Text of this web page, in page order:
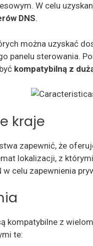
W celu
DNS.
można uzyskać
panelu sterowania.
kompatybilną z
kraje
zapewnić, że
lokalizacji, z
celu zapewnienia
kompatybilne z
te: